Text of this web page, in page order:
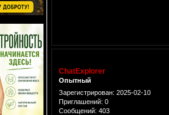
ChatExplorer
Опытный
Зарегистрирован: 2025-02-10
Приглашений: 0
Сообщений: 403